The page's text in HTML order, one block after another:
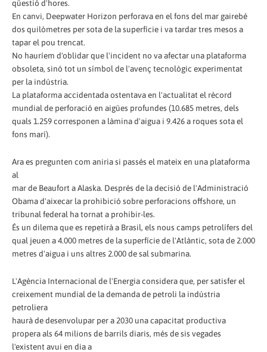
qüestió d'hores.
En canvi, Deepwater Horizon perforava en el fons del mar gairebé
dos quilòmetres per sota de la superfície i va tardar tres mesos a
tapar el pou trencat.
No hauríem d'oblidar que l'incident no va afectar una plataforma
obsoleta, sinó tot un símbol de l'avenç tecnològic experimentat
per la indústria.
La plataforma accidentada ostentava en l'actualitat el rècord
mundial de perforació en aigües profundes (10.685 metres, dels
quals 1.259 corresponen a làmina d'aigua i 9.426 a roques sota el
fons marí).
Ara es pregunten com aniria si passés el mateix en una plataforma
al
mar de Beaufort a Alaska. Després de la decisió de l'Administració
Obama d'aixecar la prohibició sobre perforacions offshore, un
tribunal federal ha tornat a prohibir-les.
És un dilema que es repetirà a Brasil, els nous camps petrolífers del
qual jeuen a 4.000 metres de la superfície de l'Atlàntic, sota de 2.000
metres d'aigua i uns altres 2.000 de sal submarina.
L'Agència Internacional de l'Energia considera que, per satisfer el
creixement mundial de la demanda de petroli la indústria
petroliera
haurà de desenvolupar per a 2030 una capacitat productiva
propera als 64 milions de barrils diaris, més de sis vegades
l'existent avui en dia a